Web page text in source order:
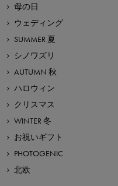
母の日
ウェディング
SUMMER 夏
シノワズリ
AUTUMN 秋
ハロウィン
クリスマス
WINTER 冬
お祝いギフト
PHOTOGENIC
北欧